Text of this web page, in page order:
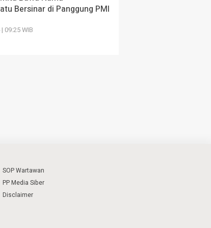
Bersinar di Panggung PMI
09:25 WIB
SOP Wartawan
PP Media Siber
Disclaimer